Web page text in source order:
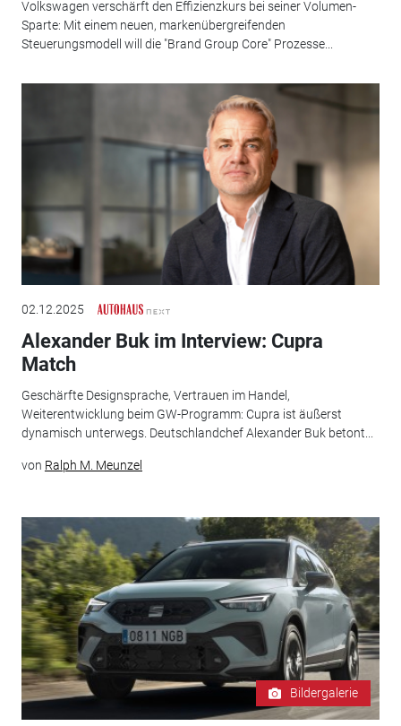
Volkswagen verschärft den Effizienzkurs bei seiner Volumen-
Sparte: Mit einem neuen, markenübergreifenden
Steuerungsmodell will die "Brand Group Core" Prozesse...
02.12.2025
Alexander Buk im Interview: Cupra
Match
Geschärfte Designsprache, Vertrauen im Handel,
Weiterentwicklung beim GW-Programm: Cupra ist äußerst
dynamisch unterwegs. Deutschlandchef Alexander Buk betont...
von Ralph M. Meunzel
Bildergalerie